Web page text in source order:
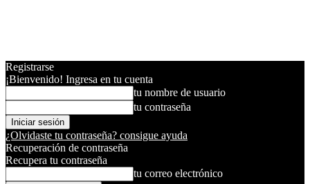
Registrarse
¡Bienvenido! Ingresa en tu cuenta
tu nombre de usuario
tu contraseña
¿Olvidaste tu contraseña? consigue ayuda
Recuperación de contraseña
Recupera tu contraseña
tu correo electrónico